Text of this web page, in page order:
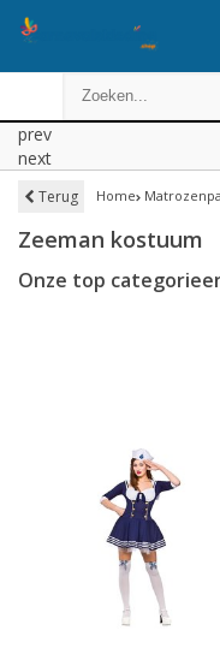
prev
next
Terug Home
Zeeman kostuum
Onze top